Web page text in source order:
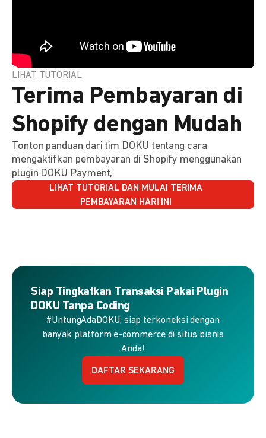
LIHAT TUTORIAL
Terima Pembayaran di
Shopify dengan Mudah
Tonton panduan dari tim DOKU tentang cara
mengaktifkan pembayaran di Shopify menggunakan
plugin DOKU Payment,
LIHAT TUTORIAL DAN MULAI TERIMA
PEMBAYARAN HARI INI
Siap Tingkatkan Transaksi Pakai Plugin
DOKU Tanpa Coding
#UntungAdaDOKU, siap terkoneksi dengan
banyak platform e-commerce di situs bisnis
Anda!
DAFTAR SEKARANG